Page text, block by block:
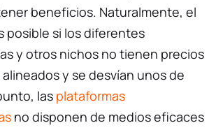
beneficios. Naturalmente, el
posible si los diferentes
y otros nichos no tienen precios
y se desvían unos de
las plataformas
no disponen de medios eficaces